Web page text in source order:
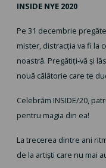
INSIDE NYE 2020
Pe 31 decembrie
mister, distracția va fi la
noastră. Pregătiți-vă și
nouă călătorie care te
Celebrăm INSIDE/20,
pentru magia din ea!
La trecerea dintre ani
de la artiști care nu mai